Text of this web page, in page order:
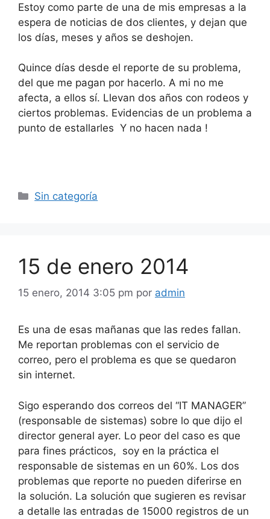
Estoy como parte de una de mis empresas a la
espera de noticias de dos clientes, y dejan que
los días, meses y años se deshojen.
Quince días desde el reporte de su problema,
del que me pagan por hacerlo. A mi no me
afecta, a ellos sí. Llevan dos años con rodeos y
ciertos problemas. Evidencias de un problema a
punto de estallarles Y no hacen nada !
Categorías
Sin categoría
15 de enero 2014
15 enero, 2014 3:05 pm por admin
Es una de esas mañanas que las redes fallan.
Me reportan problemas con el servicio de
correo, pero el problema es que se quedaron
sin internet.
Sigo esperando dos correos del “IT MANAGER”
(responsable de sistemas) sobre lo que dijo el
director general ayer. Lo peor del caso es que
para fines prácticos, soy en la práctica el
responsable de sistemas en un 60%. Los dos
problemas que reporte no pueden diferirse en
la solución. La solución que sugieren es revisar
a detalle las entradas de 15000 registros de un